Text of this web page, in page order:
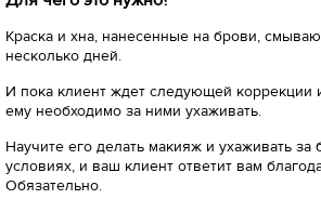
Краска и хна, нанесенные на брови,
несколько дней.
И пока клиент ждет следующей коррекции
ему необходимо за ними ухаживать.
Научите его делать макияж и ухаживать
условиях, и ваш клиент ответит вам
Обязательно.